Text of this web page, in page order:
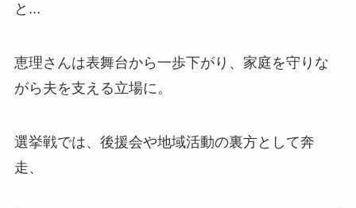
と...
恵理さんは表舞台から一歩下がり、家庭を守りな
がら夫を支える立場に。
選挙戦では、後援会や地域活動の裏方として奔
走、